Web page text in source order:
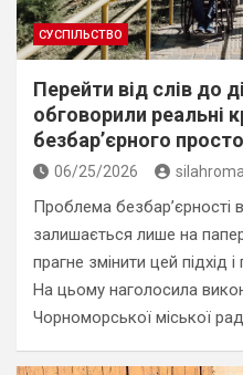
СУСПІЛЬСТВО
Перейти від слів до
обговорили реальні
безбар’єрного
06/25/2026
Проблема безбар’єрності
залишається лише на
прагне змінити цей підхід
На цьому наголосила
Чорноморської міської